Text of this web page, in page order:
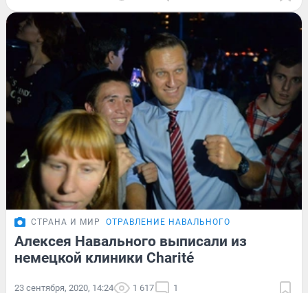
СТРАНА И МИР ОТРАВЛЕНИЕ НАВАЛЬНОГО
Алексея Навального выписали из
немецкой клиники Charité
23 сентября, 2020, 14:24 1 617 1